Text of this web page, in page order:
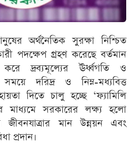
অর্থনৈতিক সুরক্ষা নিশ্চিত
পদক্ষেপ গ্রহণ করেছে বর্তমান
দ্রব্যমূল্যের ঊর্ধ্বগতি ও
দরিদ্র ও নিম্ন-মধ্যবিত্ত
দিতে চালু হচ্ছে ‘ফ্যামিলি
মাধ্যমে সরকারের লক্ষ্য হলো
জীবনযাত্রার মান উন্নয়ন এবং
প্রদান।